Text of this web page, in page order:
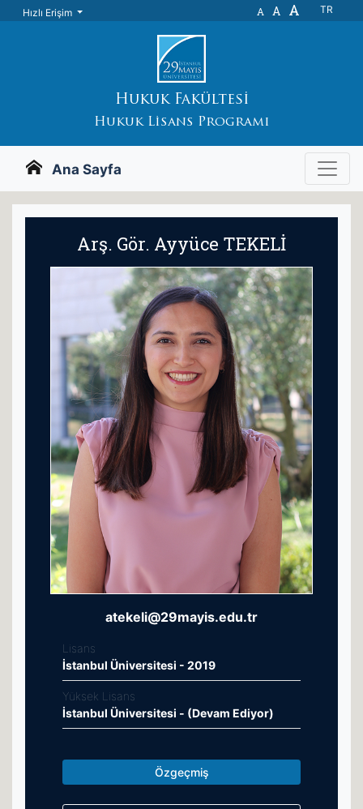
Hızlı Erişim A A A TR
Hukuk Fakültesi
Hukuk Lisans Programı
Ana Sayfa
Arş. Gör. Ayyüce TEKELİ
atekeli@29mayis.edu.tr
Lisans
İstanbul Üniversitesi - 2019
Yüksek Lisans
İstanbul Üniversitesi - (Devam Ediyor)
Özgeçmiş